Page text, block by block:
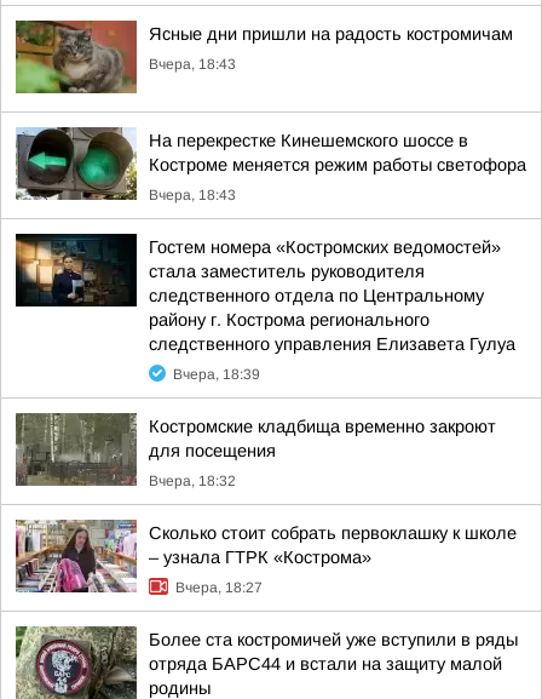
Ясные дни пришли на радость костромичам
Вчера, 18:43
На перекрестке Кинешемского шоссе в
Костроме меняется режим работы светофора
Вчера, 18:43
Гостем номера «Костромских ведомостей»
стала заместитель руководителя
следственного отдела по Центральному
району г. Кострома регионального
следственного управления Елизавета Гулуа
Вчера, 18:39
Костромские кладбища временно закроют
для посещения
Вчера, 18:32
Сколько стоит собрать первоклашку к школе
– узнала ГТРК «Кострома»
Вчера, 18:27
Более ста костромичей уже вступили в ряды
отряда БАРС44 и встали на защиту малой
родины